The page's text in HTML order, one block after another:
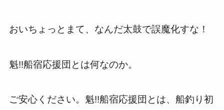
おいちょっとまて、なんだ太鼓で誤魔化すな！
魁!!船宿応援団とは何なのか。
ご安心ください。魁!!船宿応援団とは、船釣り初